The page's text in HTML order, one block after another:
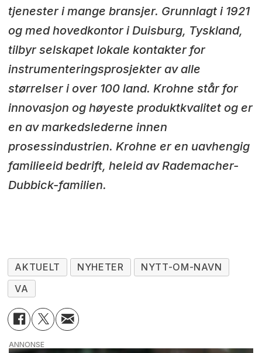
tjenester i mange bransjer. Grunnlagt i 1921
og med hovedkontor i Duisburg, Tyskland,
tilbyr selskapet lokale kontakter for
instrumenteringsprosjekter av alle
størrelser i over 100 land. Krohne står for
innovasjon og høyeste produktkvalitet og er
en av markedslederne innen
prosessindustrien. Krohne er en uavhengig
familieeid bedrift, heleid av Rademacher-
Dubbick-familien.
AKTUELT NYHETER
NYTT-OM-NAVN
VA
ANNONSE